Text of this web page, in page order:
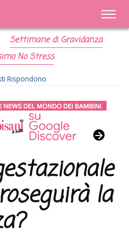
Settimane di Gravidanza
No Stress
Rispondono
la